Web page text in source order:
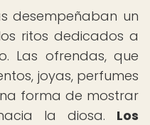
desempeñaban un
ritos dedicados a
Las ofrendas, que
joyas, perfumes
forma de mostrar
la diosa. Los